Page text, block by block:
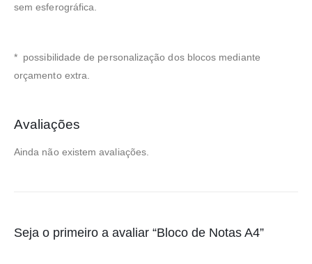
sem esferográfica.
* possibilidade de personalização dos blocos mediante
orçamento extra.
Avaliações
Ainda não existem avaliações.
Seja o primeiro a avaliar “Bloco de Notas A4”